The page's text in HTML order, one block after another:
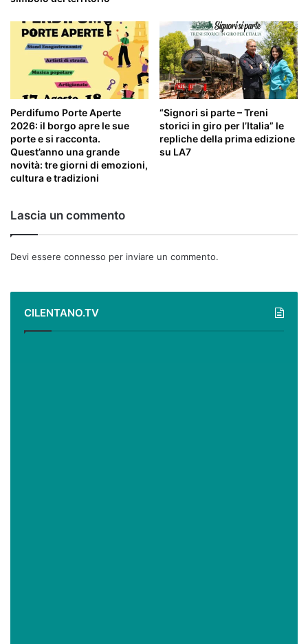
Perdifumo Porte Aperte
2026: il borgo apre le sue
porte e si racconta.
Quest’anno una grande
novità: tre giorni di emozioni,
cultura e tradizioni
“Signori si parte – Treni
storici in giro per l’Italia” le
repliche della prima edizione
su LA7
Lascia un commento
Devi essere connesso per inviare un commento.
CILENTANO.TV